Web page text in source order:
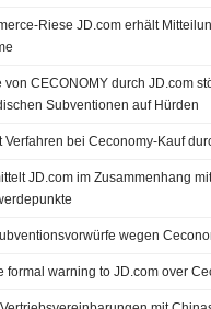
Riese JD.com erhält
CECONOMY durch JD.com
Subventionen auf Hürden
Verfahren bei Ceconomy-Kauf
JD.com im Zusammenhang
wegen
formal warning to JD.com over